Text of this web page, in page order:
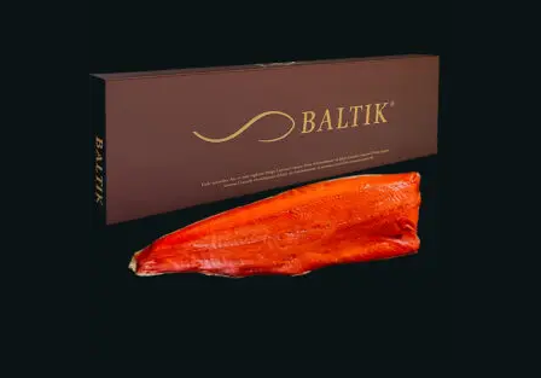
Questo
prodotto
ha
più
varianti.
Add to wishlist